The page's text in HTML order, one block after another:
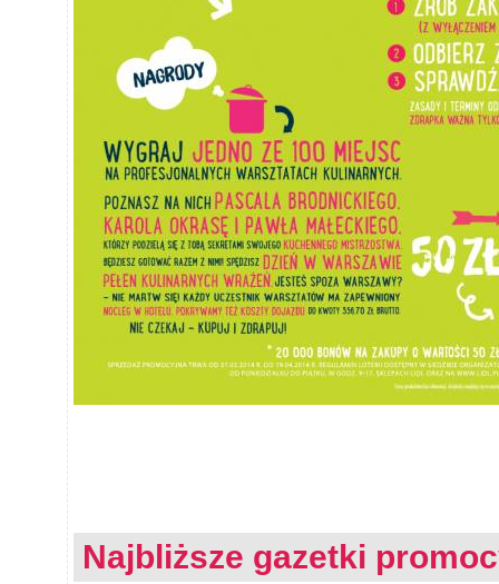
Najbliższe gazetki